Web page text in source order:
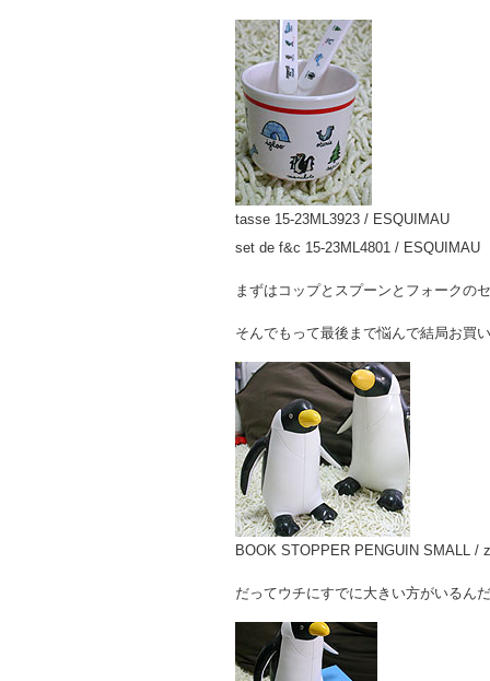
tasse 15-23ML3923 / ESQUIMAU
set de f&c 15-23ML4801 / ESQUIMAU
まずはコップとスプーンとフォークの
そんでもって最後まで悩んで結局お買
BOOK STOPPER PENGUIN SMALL /
だってウチにすでに大きい方がいるん